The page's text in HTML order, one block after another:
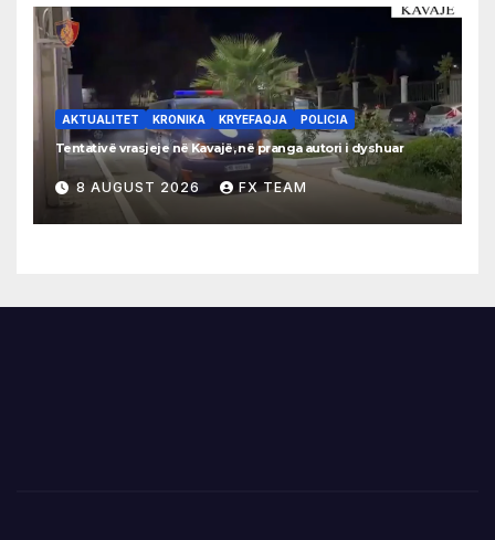
AKTUALITET KRONIKA KRYEFAQJA POLICIA
Tentativë vrasjeje në Kavajë, në pranga autori i dyshuar
8 AUGUST 2026 FX TEAM